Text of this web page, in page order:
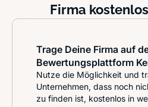
Firma
Trage Deine Firma auf
Bewertungsplattform
Nutze die Möglichkeit und
Unternehmen, dass noch
zu finden ist, kostenlos in